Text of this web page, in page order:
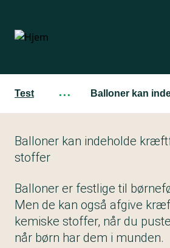
hovedindhold
Test ··· Balloner kan
Balloner kan indeholde
stoffer
Balloner er festlige til
Men de kan også afgive
kemiske stoffer, når du
når børn har dem i munden.